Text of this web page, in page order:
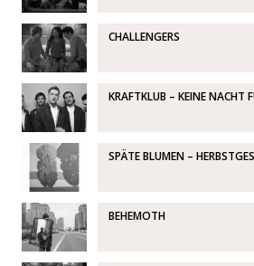
CHALLENGERS
KRAFTKLUB – KEINE NACHT
SPÄTE BLUMEN –
BEHEMOTH